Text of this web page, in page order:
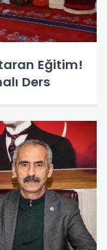
Eğitim!
Ders